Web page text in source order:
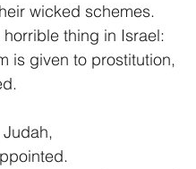
their wicked schemes.
thing in Israel:
is given to prostitution,
Judah,
appointed.